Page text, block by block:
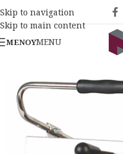
Skip to navigation
Skip to main content
ΜΕΝΟΎMENU